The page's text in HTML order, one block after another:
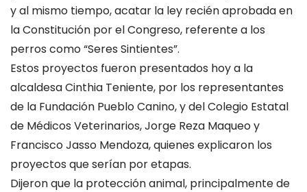
y al mismo tiempo, acatar la ley recién aprobada en
la Constitución por el Congreso, referente a los
perros como “Seres Sintientes”.
Estos proyectos fueron presentados hoy a la
alcaldesa Cinthia Teniente, por los representantes
de la Fundación Pueblo Canino, y del Colegio Estatal
de Médicos Veterinarios, Jorge Reza Maqueo y
Francisco Jasso Mendoza, quienes explicaron los
proyectos que serían por etapas.
Dijeron que la protección animal, principalmente de